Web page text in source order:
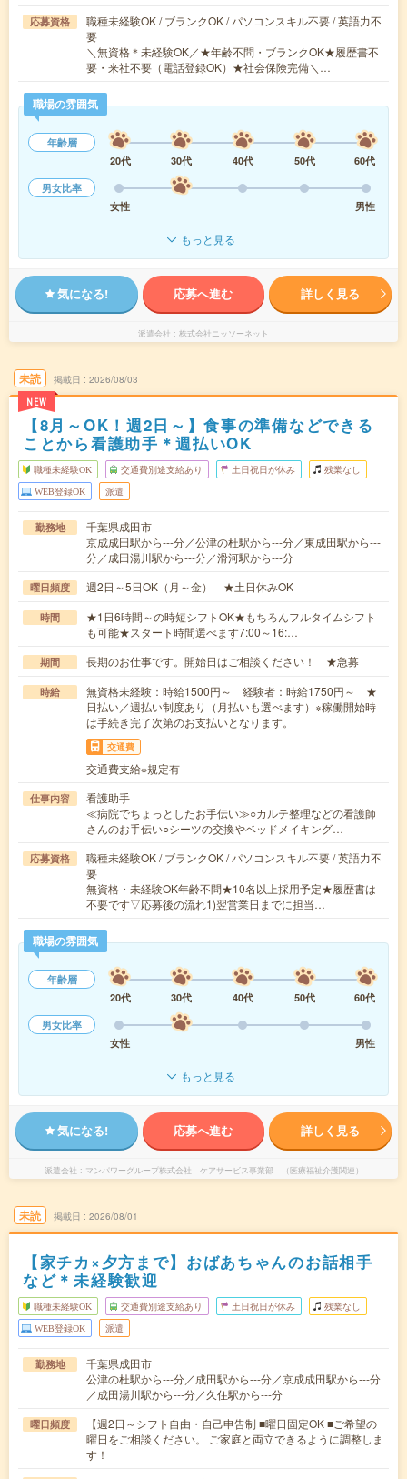
応募資格
職種未経験OK / ブランクOK / パソコンスキル不要 / 英語力不
要
＼無資格＊未経験OK／★年齢不問・ブランクOK★履歴書不
要・来社不要（電話登録OK）★社会保険完備＼…
職場の雰囲気
年齢層
20代
30代 40代 50代
60代
男女比率
女性
男性
もっと見る
気になる! 応募へ進む 詳しく見る
派遣会社 株式会社ニッソーネット
未読
NEW
掲載日 2026/08/03
【8月～OK！週2日～】食事の準備などできる
ことから看護助手＊週払いOK
職種未経験OK 交通費別途支給あり 土日祝日が休み 残業なし
WEB登録OK 派遣
勤務地
千葉県成田市
京成成田駅から---分／公津の杜駅から---分／東成田駅から---
分／成田湯川駅から---分／滑河駅から---分
曜日頻度 週2日～5日OK（月～金） ★土日休みOK
時間
★1日6時間～の時短シフトOK★もちろんフルタイムシフト
も可能★スタート時間選べます7:00～16:…
期間 長期のお仕事です。開始日はご相談ください！ ★急募
時給
無資格未経験：時給1500円～ 経験者：時給1750円～ ★
日払い／週払い制度あり（月払いも選べます）※稼働開始時
は手続き完了次第のお支払いとなります。
交通費
交通費支給※規定有
仕事内容
看護助手
≪病院でちょっとしたお手伝い≫○カルテ整理などの看護師
さんのお手伝い○シーツの交換やベッドメイキング…
応募資格
職種未経験OK / ブランクOK / パソコンスキル不要 / 英語力不
要
無資格・未経験OK年齢不問★10名以上採用予定★履歴書は
不要です▽応募後の流れ1)翌営業日までに担当…
職場の雰囲気
年齢層
20代
30代 40代 50代
60代
男女比率
女性
男性
もっと見る
気になる! 応募へ進む 詳しく見る
派遣会社 マンパワーグループ株式会社 ケアサービス事業部 （医療福祉介護関連）
未読 掲載日 2026/08/01
【家チカ×夕方まで】おばあちゃんのお話相手
など＊未経験歓迎
職種未経験OK 交通費別途支給あり 土日祝日が休み 残業なし
WEB登録OK 派遣
勤務地
千葉県成田市
公津の杜駅から---分／成田駅から---分／京成成田駅から---分
／成田湯川駅から---分／久住駅から---分
曜日頻度
【週2日～シフト自由・自己申告制 ■曜日固定OK ■ご希望の
曜日をご相談ください。 ご家庭と両立できるように調整しま
す！